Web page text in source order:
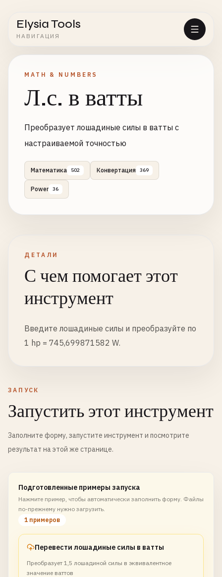
Elysia Tools
НАВИГАЦИЯ
MATH & NUMBERS
Л.с. в ватты
Преобразует лошадиные силы в ватты с
настраиваемой точностью
Математика 502 Конвертация 369
Power 36
ДЕТАЛИ
С чем помогает этот
инструмент
Введите лошадиные силы и преобразуйте по
1 hp = 745,699871582 W.
ЗАПУСК
Запустить этот инструмент
Заполните форму, запустите инструмент и посмотрите
результат на этой же странице.
Подготовленные примеры запуска
Нажмите пример, чтобы автоматически заполнить форму. Файлы
по-прежнему нужно загрузить.
1 примеров
Перевести лошадиные силы в ватты
Преобразует 1,5 лошадиной силы в эквивалентное
значение ваттов